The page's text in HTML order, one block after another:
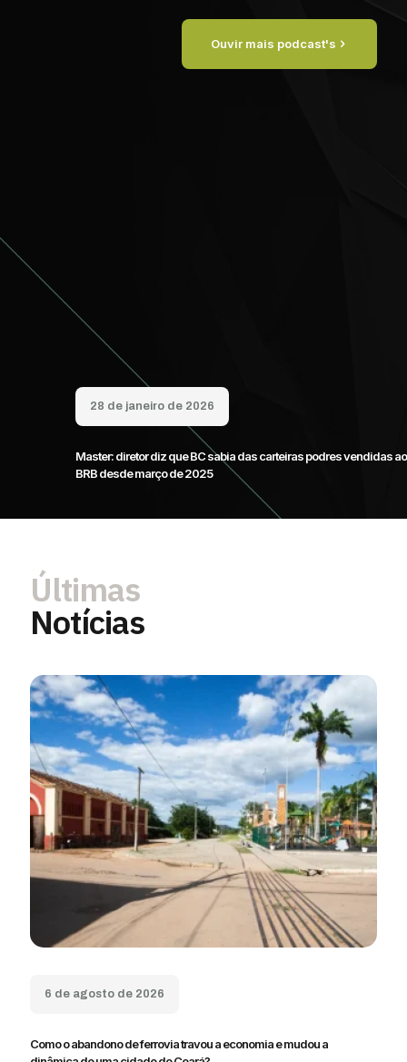
Ouvir mais podcast's
28 de janeiro de 2026
Master: diretor diz que BC sabia das carteiras podres vendidas ao
BRB desde março de 2025
Últimas
Notícias
6 de agosto de 2026
Como o abandono de ferrovia travou a economia e mudou a